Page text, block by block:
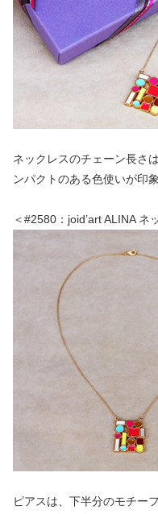
ネックレスのチェーン長さ
ンパクトのある色使いが印
＜#2580：joid’art ALINA ネ
ピアスは、下半分のモチー